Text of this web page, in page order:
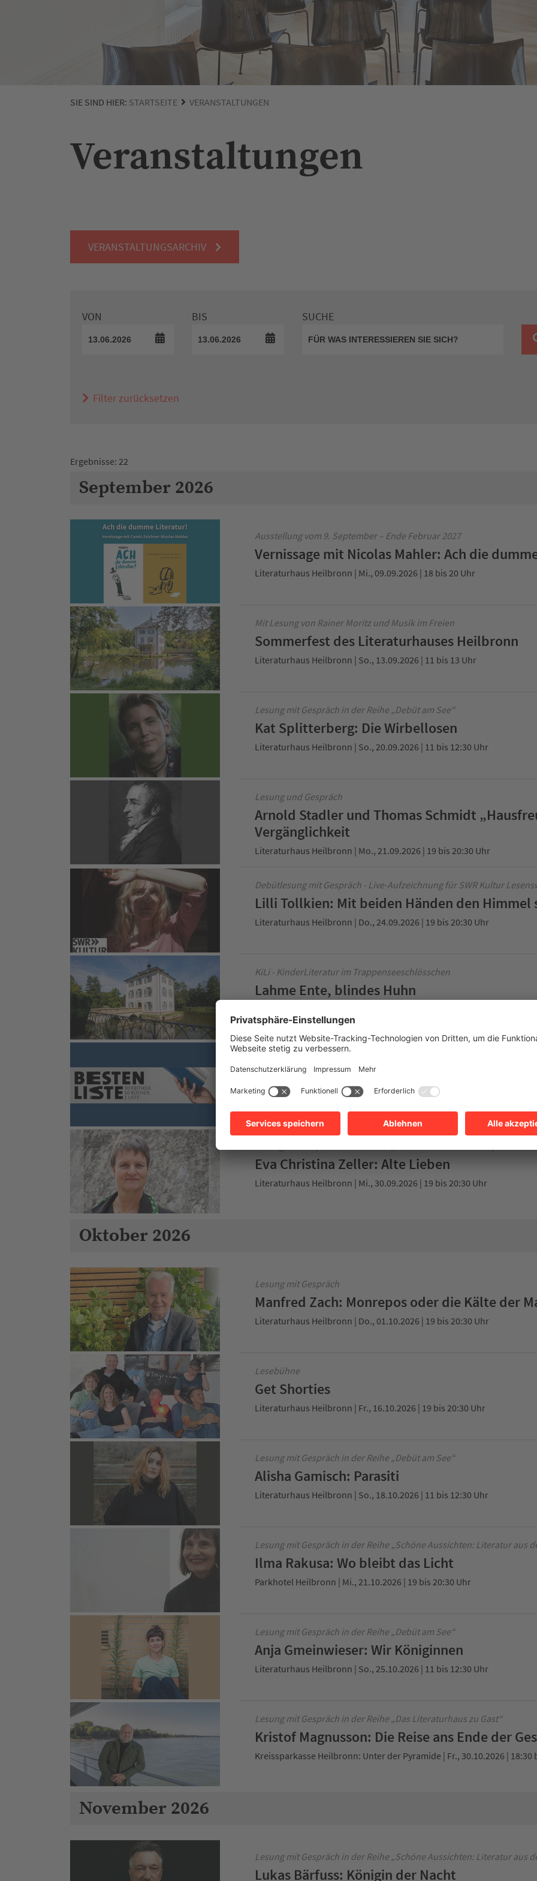
SIE SIND HIER: STARTSEITE VERANSTALTUNGEN
Veranstaltungen
VERANSTALTUNGSARCHIV
VON BIS SUCHE
Filter zurücksetzen
Ergebnisse: 22
September 2026
Ausstellung vom 9. September – Ende Februar 2027
Vernissage mit Nicolas Mahler: Ach die
Literaturhaus Heilbronn | Mi., 09.09.2026 | 18 bis 20 Uhr
Mit Lesung von Rainer Moritz und Musik im Freien
Sommerfest des Literaturhauses Heilbronn
Literaturhaus Heilbronn | So., 13.09.2026 | 11 bis 13 Uhr
Lesung mit Gespräch in der Reihe „Debüt am See“
Kat Splitterberg: Die Wirbellosen
Literaturhaus Heilbronn | So., 20.09.2026 | 11 bis 12:30 Uhr
Lesung und Gespräch
Arnold Stadler und Thomas Schmidt
Vergänglichkeit
Literaturhaus Heilbronn | Mo., 21.09.2026 | 19 bis 20:30 Uhr
Debütlesung mit Gespräch - Live-Aufzeichnung für SWR Kultur
Lilli Tollkien: Mit beiden Händen den Himmel
Literaturhaus Heilbronn | Do., 24.09.2026 | 19 bis 20:30 Uhr
KiLi - KinderLiteratur im Trappenseeschlösschen
Lahme Ente, blindes Huhn
SWR Bestenliste
Schießhaus | Di., 29.09.2026 | 19 bis 20:30 Uhr
Eva Christina Zeller: Alte Lieben
Literaturhaus Heilbronn | Mi., 30.09.2026 | 19 bis 20:30 Uhr
Oktober 2026
Lesung mit Gespräch
Manfred Zach: Monrepos oder die Kälte der
Literaturhaus Heilbronn | Do., 01.10.2026 | 19 bis 20:30 Uhr
Lesebühne
Get Shorties
Literaturhaus Heilbronn | Fr., 16.10.2026 | 19 bis 20:30 Uhr
Lesung mit Gespräch in der Reihe „Debüt am See“
Alisha Gamisch: Parasiti
Literaturhaus Heilbronn | So., 18.10.2026 | 11 bis 12:30 Uhr
Lesung mit Gespräch in der Reihe „Schöne Aussichten: Literatur aus
Ilma Rakusa: Wo bleibt das Licht
Parkhotel Heilbronn | Mi., 21.10.2026 | 19 bis 20:30 Uhr
Lesung mit Gespräch in der Reihe „Debüt am See“
Anja Gmeinwieser: Wir Königinnen
Literaturhaus Heilbronn | So., 25.10.2026 | 11 bis 12:30 Uhr
Lesung mit Gespräch in der Reihe „Das Literaturhaus zu Gast“
Kristof Magnusson: Die Reise ans Ende der
Kreissparkasse Heilbronn: Unter der Pyramide | Fr., 30.10.2026 | 18:30
November 2026
Lesung mit Gespräch in der Reihe „Schöne Aussichten: Literatur aus
Lukas Bärfuss: Königin der Nacht